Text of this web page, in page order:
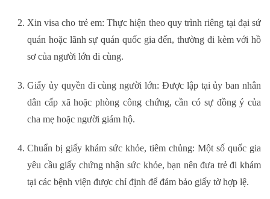
Xin visa cho trẻ em: Thực hiện theo quy trình riêng tại đại sứ
quán hoặc lãnh sự quán quốc gia đến, thường đi kèm với hồ
sơ của người lớn đi cùng.
Giấy ủy quyền đi cùng người lớn: Được lập tại ủy ban nhân
dân cấp xã hoặc phòng công chứng, cần có sự đồng ý của
cha mẹ hoặc người giám hộ.
Chuẩn bị giấy khám sức khỏe, tiêm chủng: Một số quốc gia
yêu cầu giấy chứng nhận sức khỏe, bạn nên đưa trẻ đi khám
tại các bệnh viện được chỉ định để đảm bảo giấy tờ hợp lệ.